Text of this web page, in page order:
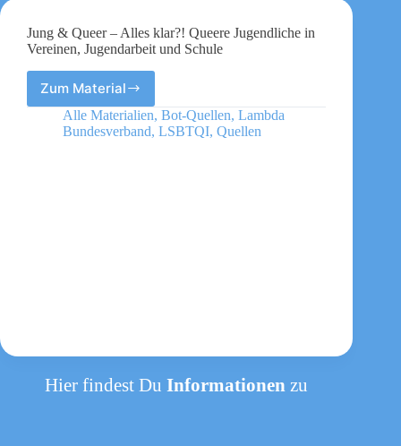
Jung & Queer – Alles klar?! Queere Jugendliche in
Vereinen, Jugendarbeit und Schule
Zum Material
Jung
&
Queer
Alle Materialien, Bot-Quellen, Lambda
Bundesverband, LSBTQI, Quellen
Hier findest DuInformationenzu